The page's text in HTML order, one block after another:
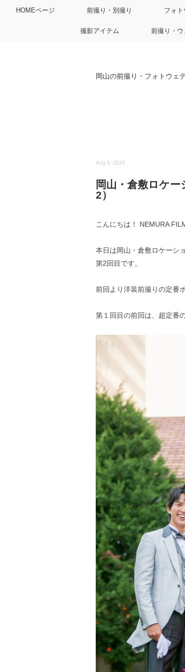
HOMEページ 前撮り・別撮り フォ
撮影アイテム 前撮り・ウ
岡山の前撮り・フォトウェ
Aug 9, 2016
岡山・倉敷ロケ
2）
こんにちは！ NEMURA
本日は岡山・倉敷ロケーシ
第2回目です。
前回より洋装前撮りの定番
第１回目の前回は、超定番